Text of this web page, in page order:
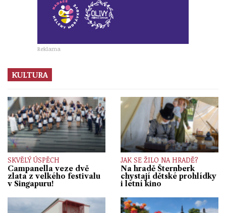
Reklama
KULTURA
SKVĚLÝ ÚSPĚCH
Campanella veze dvě
zlata z velkého festivalu
v Singapuru!
JAK SE ŽILO NA HRADĚ?
Na hradě Šternberk
chystají dětské prohlídky
i letní kino